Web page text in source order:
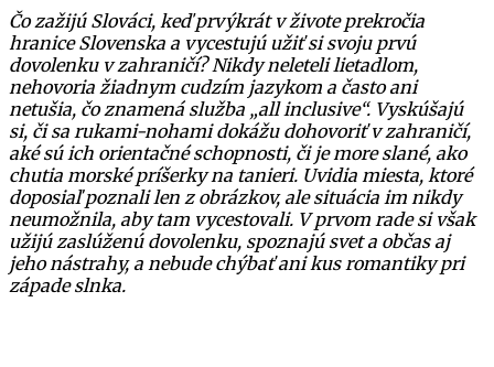
Čo zažijú Slováci, keď prvýkrát v živote prekročia
hranice Slovenska a vycestujú užiť si svoju prvú
dovolenku v zahraničí? Nikdy neleteli lietadlom,
nehovoria žiadnym cudzím jazykom a často ani
netušia, čo znamená služba „all inclusive“. Vyskúšajú
si, či sa rukami-nohami dokážu dohovoriť v zahraničí,
aké sú ich orientačné schopnosti, či je more slané, ako
chutia morské príšerky na tanieri. Uvidia miesta, ktoré
doposiaľ poznali len z obrázkov, ale situácia im nikdy
neumožnila, aby tam vycestovali. V prvom rade si však
užijú zaslúženú dovolenku, spoznajú svet a občas aj
jeho nástrahy, a nebude chýbať ani kus romantiky pri
západe slnka.